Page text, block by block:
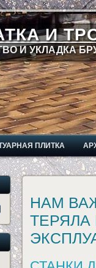
И
И УКЛАДКА
ПЛИТКА
НАМ